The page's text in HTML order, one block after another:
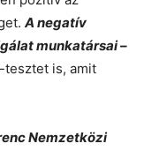
A negatív
munkatársai –
tesztet is, amit
Nemzetközi